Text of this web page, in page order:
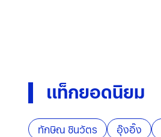
แท็กยอดนิยม
ทักษิณ ชินวัตร อุ๊งอิ๊ง